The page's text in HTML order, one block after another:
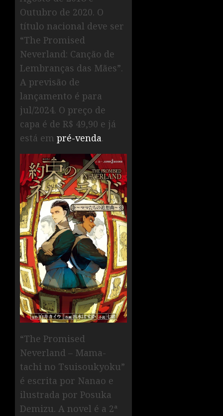
Outubro de 2020. O
título nacional deve ser
“The Promised
Neverland: Canção de
Lembranças das Mães”.
A previsão de
lançamento é para
jul/2024. O preço de
capa é de R$ 49,90 e já
está em pré-venda.
“The Promised
Neverland – Mama-
tachi no Tsuisoukyoku”
é escrita por Nanao e
ilustrada por Posuka
Demizu. A novel é a 2ª